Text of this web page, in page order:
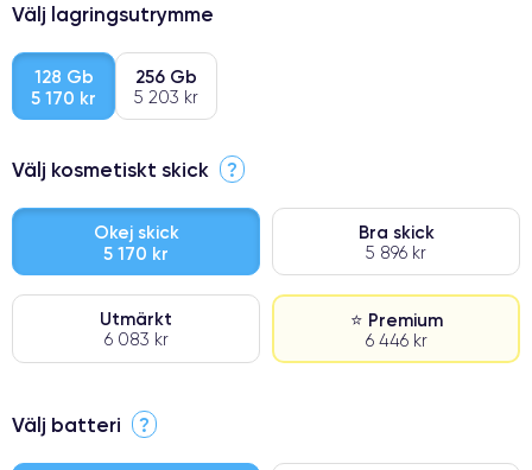
Välj lagringsutrymme
128 Gb
5 170 kr
256 Gb
5 203 kr
Välj kosmetiskt skick ?
Okej skick
5 170 kr
Bra skick
5 896 kr
Utmärkt
6 083 kr
⭐ Premium
6 446 kr
⭐ Premium
Välj batteri ?